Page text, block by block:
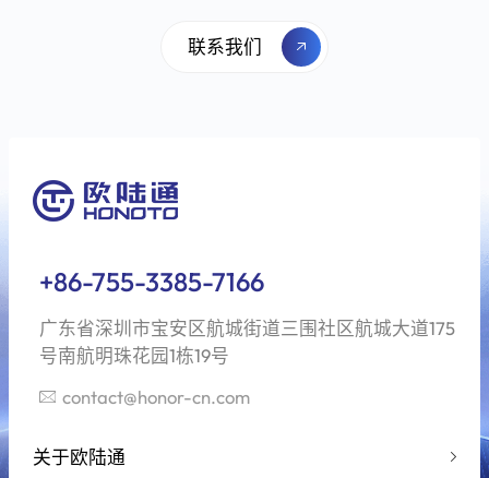
联系我们
+86-755-3385-7166
广东省深圳市宝安区航城街道三围社区航城大道175
号南航明珠花园1栋19号
contact@honor-cn.com
关于欧陆通